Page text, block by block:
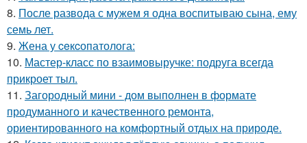
8. После развода с мужем я одна воспитываю сына, ему
семь лет.
9. Жена у ceкcопатолога:
10. Мастер-класс по взаимовыручке: подруга всегда
прикроет тыл.
11. Загородный мини - дом выполнен в формате
продуманного и качественного ремонта,
ориентированного на комфортный отдых на природе.